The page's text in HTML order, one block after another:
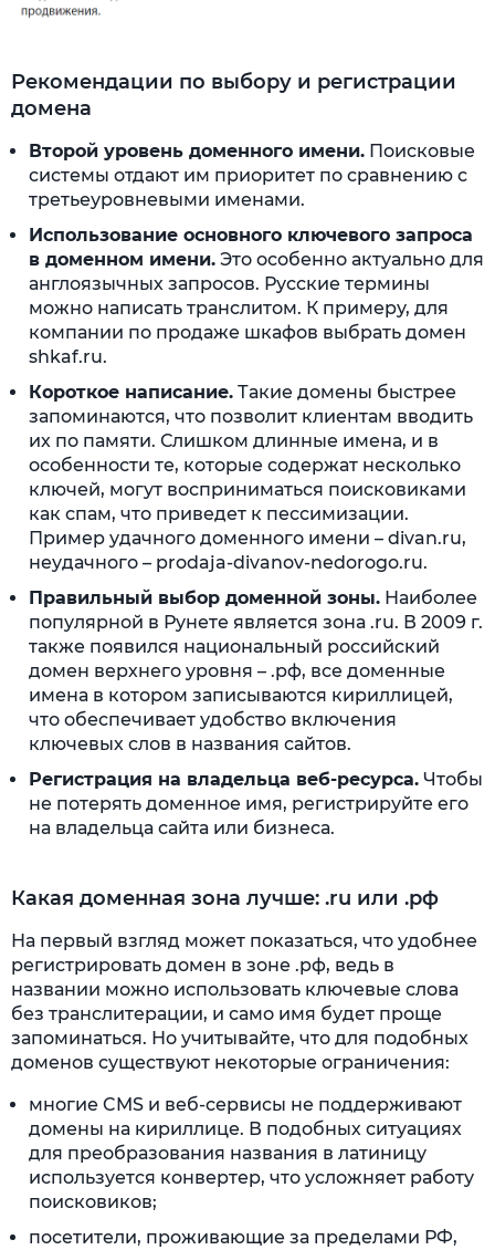
Рекомендации по выбору и регистрации
домена
Второй уровень доменного имени. Поисковые
системы отдают им приоритет по сравнению с
третьеуровневыми именами.
Использование основного ключевого запроса
в доменном имени. Это особенно актуально для
англоязычных запросов. Русские термины
можно написать транслитом. К примеру, для
компании по продаже шкафов выбрать домен
shkaf.ru.
Короткое написание. Такие домены быстрее
запоминаются, что позволит клиентам вводить
их по памяти. Слишком длинные имена, и в
особенности те, которые содержат несколько
ключей, могут восприниматься поисковиками
как спам, что приведет к пессимизации.
Пример удачного доменного имени – divan.ru,
неудачного – prodaja-divanov-nedorogo.ru.
Правильный выбор доменной зоны. Наиболее
популярной в Рунете является зона .ru. В 2009 г.
также появился национальный российский
домен верхнего уровня – .рф, все доменные
имена в котором записываются кириллицей,
что обеспечивает удобство включения
ключевых слов в названия сайтов.
Регистрация на владельца веб-ресурса. Чтобы
не потерять доменное имя, регистрируйте его
на владельца сайта или бизнеса.
Какая доменная зона лучше: .ru или .рф
На первый взгляд может показаться, что удобнее
регистрировать домен в зоне .рф, ведь в
названии можно использовать ключевые слова
без транслитерации, и само имя будет проще
запоминаться. Но учитывайте, что для подобных
доменов существуют некоторые ограничения:
многие CMS и веб-сервисы не поддерживают
домены на кириллице. В подобных ситуациях
для преобразования названия в латиницу
используется конвертер, что усложняет работу
поисковиков;
посетители, проживающие за пределами РФ,